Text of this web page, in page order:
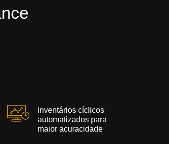
Inventários cíclicos
automatizados para
maior acuracidade